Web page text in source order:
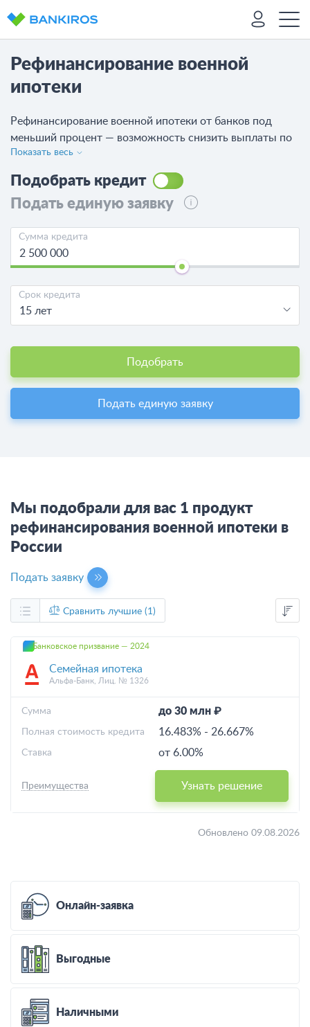
Рефинансирование военной
ипотеки
Рефинансирование военной ипотеки от банков под
меньший процент — возможность снизить выплаты по
кредиту на жилье военнослужащим. Лучшие
предложения в 2026 году, актуальные процентные
ставки, предложений на сегодня 1 от 1 банков.
Показать весь
Подобрать кредит
Подать единую заявку
Сумма кредита
Срок кредита
15 лет
Подобрать
Подать единую заявку
Мы подобрали для вас 1 продукт
рефинансирования военной ипотеки в
России
Подать заявку
Сравнить лучшие (1)
Банковское призвание — 2024
Семейная ипотека
Альфа-Банк, Лиц. № 1326
до 30 млн ₽
Cумма
16.483% - 26.667%
Полная стоимость кредита
от 6.00%
Ставка
Узнать решение
Преимущества
Обновлено 09.08.2026
Онлайн-заявка
Выгодные
Наличными